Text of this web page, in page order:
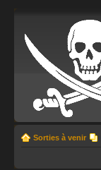
Sorties à venir